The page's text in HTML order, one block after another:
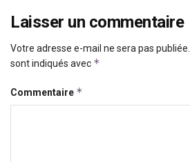
Laisser un commentaire
Votre adresse e-mail ne sera pas publiée.
sont indiqués avec *
Commentaire *